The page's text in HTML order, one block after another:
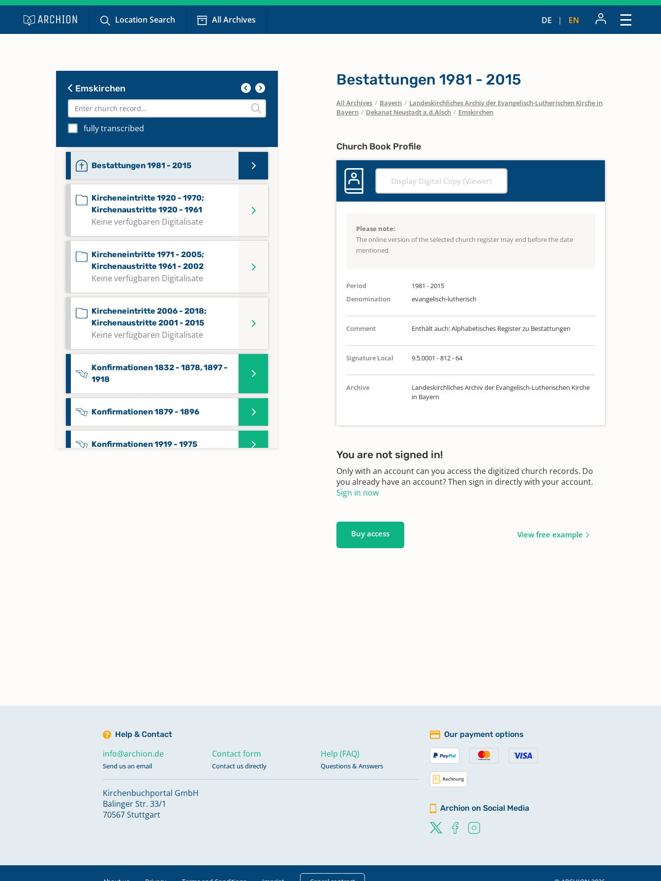
Location Search All Archives DE EN
Emskirchen
fully transcribed
Bestattungen 1863 - 1869
Bestattungen 1870 - 1899
Bestattungen 1927 - 1954
Bestattungen 1954 - 1980
Bestattungen 1981 - 2015
Kircheneintritte 1920 - 1970;
Kirchenaustritte 1920 - 1961
Keine verfügbaren Digitalisate
Kircheneintritte 1971 - 2005;
Kirchenaustritte 1961 - 2002
Keine verfügbaren Digitalisate
Kircheneintritte 2006 - 2018;
Kirchenaustritte 2001 - 2015
Keine verfügbaren Digitalisate
Konfirmationen 1832 - 1878, 1897 -
1918
Konfirmationen 1879 - 1896
Konfirmationen 1919 - 1975
Taufen 1814 - 1836
Taufen 1841 - 1849
Taufen 1846 - 1861
Bestattungen 1981 - 2015
All Archives / Bayern / Landeskirchliches Archiv der Evangelisch-Lutherischen Kirche in
Bayern / Dekanat Neustadt a.d.Aisch / Emskirchen
Church Book Profile
Display Digital Copy (Viewer)
Please note:
The online version of the selected church register may end before the date
mentioned.
Period
1981 - 2015
Denomination
evangelisch-lutherisch
Comment Enthält auch: Alphabetisches Register zu Bestattungen
Signature Local 9.5.0001 - 812 - 64
Archive
Landeskirchliches Archiv der Evangelisch-Lutherischen Kirche
in Bayern
You are not signed in!
Only with an account can you access the digitized church records. Do
you already have an account? Then sign in directly with your account.
Sign in now
Buy access View free example
Help & Contact
info@archion.de
Send us an email
Contact form
Contact us directly
Help (FAQ)
Questions & Answers
Kirchenbuchportal GmbH
Balinger Str. 33/1
70567 Stuttgart
Our payment options
Archion on Social Media